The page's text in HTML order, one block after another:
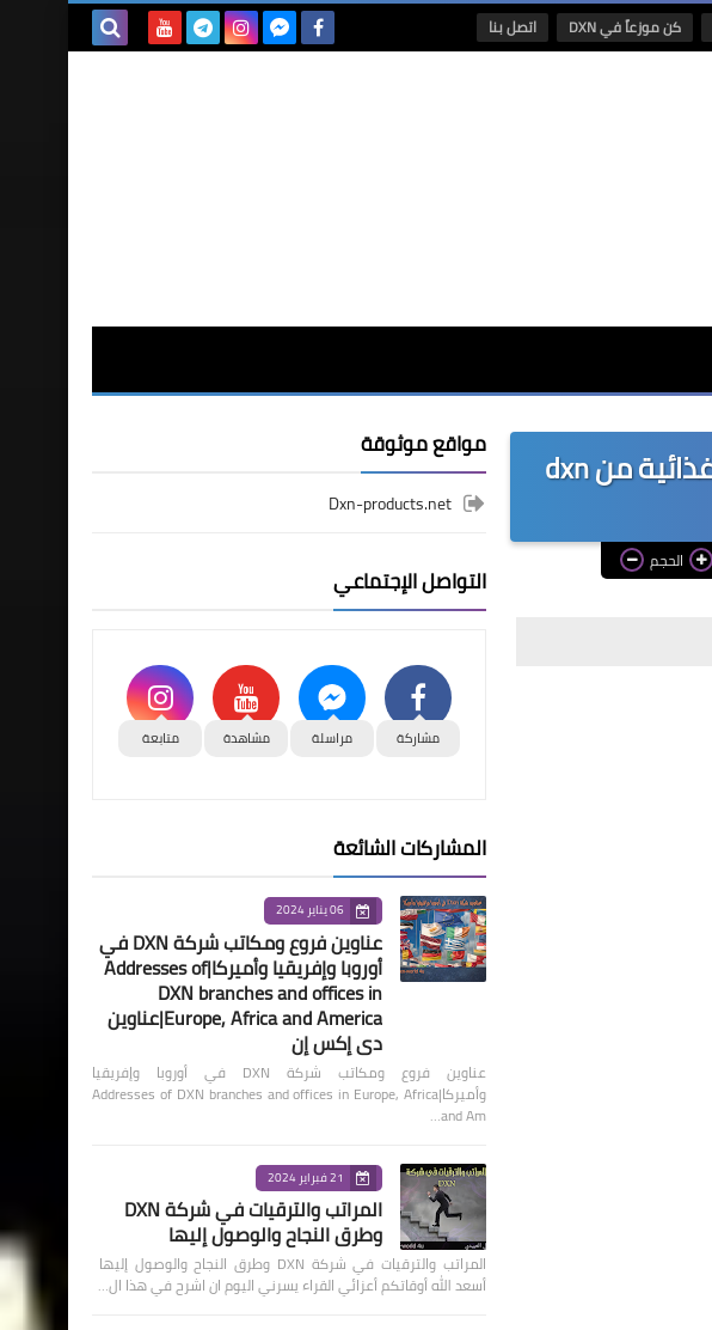
كن موزعاً في DXN اتصل بنا
التشافي من مرض فرط نشاط الغدة الدرقية بمنتجات dxn | مكملات غذائية من dxn
الحجم
مواقع موثوقة
Dxn-products.net
التواصل الإجتماعي
مشاركة مراسلة مشاهدة متابعة
المشاركات الشائعة
06 يناير 2024
عناوين فروع ومكاتب شركة DXN في
أوروبا وإفريقيا وأميركا|Addresses of
DXN branches and offices in
Europe, Africa and America|عناوين
دي إكس إن
عناوين فروع ومكاتب شركة DXN في أوروبا وإفريقيا
وأميركا|Addresses of DXN branches and offices in Europe, Africa
and Am…
21 فبراير 2024
المراتب والترقيات في شركة DXN
وطرق النجاح والوصول إليها
المراتب والترقيات في شركة DXN وطرق النجاح والوصول إليها
أسعد الله أوقاتكم أعزائي القراء يسرني اليوم ان اشرح في هذا ال…